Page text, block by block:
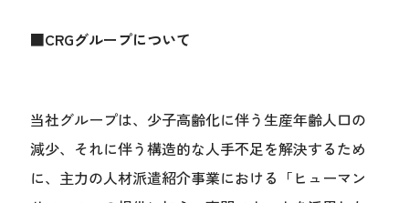
■CRGグループについて
当社グループは、少子高齢化に伴う生産年齢人口の
減少、それに伴う構造的な人手不足を解決するため
に、主力の人材派遣紹介事業における「ヒューマン